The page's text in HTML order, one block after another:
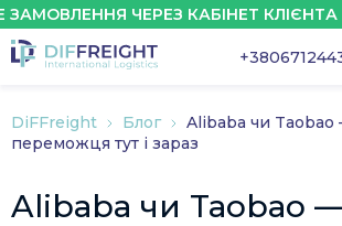
ЧЕРЕЗ КАБІНЕТ КЛІЄНТА -
DiFFreight Блог
Alibaba чи
переможця тут і зараз
Alibaba чи Taobao